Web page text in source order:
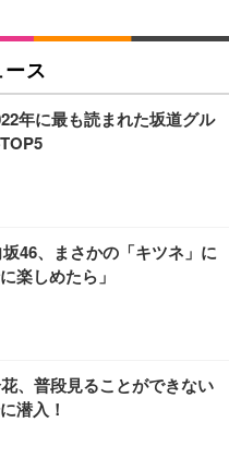
チェア／デスクチェア メッシ
ない ブラック
デスクチェア 疲れない テレ
クレスト 30度ロッキング機
ポート 90度跳ね上げ式アーム
チェア (ブラック)
デスクチェア 疲れない テレ
クレスト 30度ロッキング機
ート 90度跳ね上げ式アーム
チェア (ホワイト)
ア デスクチェア 肘なし メ
サポート付き 腰サポート ガ
ミアムモニター | FlexScan
グモニター DualSense 充電
）
27インチ 液晶モニタ
）VA 非光沢 HDMI/DisplayP
高さ調整 スイベル VESA対
FHD】GRAPHT THE S
24” Essential ゲーミン
ットシーツ 厚型 ワイド 42枚
収面:ライトブルー)
・オムツ L 中型犬用 26枚入
ベーシック) 【Amazon.co.jp
イリスオーヤマ ペットシーツ
枚入 (x 1) (ケース販売)
トシーツ 超厚型 お徳用 レギ
限定】
ス
年に最も読まれた坂道グル
坂46、まさかの「キツネ」に
楽しめたら」
、普段見ることができない
潜入！